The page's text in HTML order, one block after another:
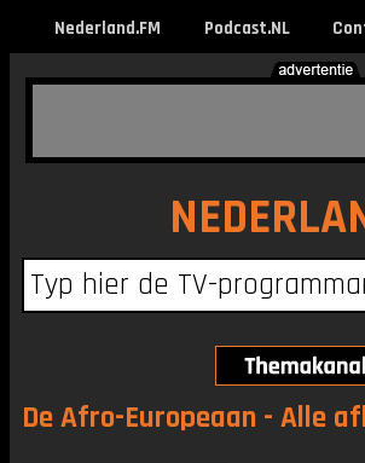
Nederland.FM Podcast.NL
De Afro-Europeaan - Alle